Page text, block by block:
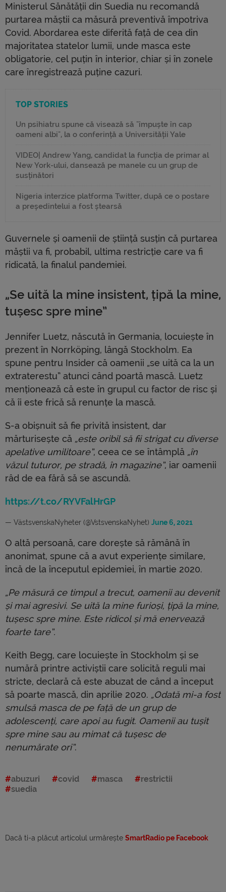
Ministerul Sănătății din Suedia nu recomandă
purtarea măștii ca măsură preventivă împotriva
Covid. Abordarea este diferită față de cea din
majoritatea statelor lumii, unde masca este
obligatorie, cel puțin în interior, chiar și în zonele
care înregistrează puține cazuri.
TOP STORIES
Un psihiatru spune că visează să "împuște în cap
oameni albi", la o conferință a Universității Yale
VIDEO| Andrew Yang, candidat la funcția de primar al
New York-ului, dansează pe manele cu un grup de
susținători
Nigeria interzice platforma Twitter, după ce o postare
a președintelui a fost ștearsă
Guvernele și oamenii de știință susțin că purtarea
măștii va fi, probabil, ultima restricție care va fi
ridicată, la finalul pandemiei.
„Se uită la mine insistent, țipă la mine,
tușesc spre mine”
Jennifer Luetz, născută în Germania, locuiește în
prezent în Norrköping, lângă Stockholm. Ea
spune pentru Insider că oamenii „se uită ca la un
extraterestu” atunci când poartă mască. Luetz
menționează că este în grupul cu factor de risc și
că îi este frică să renunțe la mască.
S-a obișnuit să fie privită insistent, dar
mărturisește că „este oribil să fii strigat cu diverse
apelative umilitoare”, ceea ce se întâmplă „în
văzul tuturor, pe stradă, în magazine”, iar oamenii
râd de ea fără să se ascundă.
https://t.co/RYVFalHrGP
— VästsvenskaNyheter (@VstsvenskaNyhet) June 6, 2021
O altă persoană, care dorește să rămână în
anonimat, spune că a avut experiențe similare,
încă de la începutul epidemiei, în martie 2020.
„Pe măsură ce timpul a trecut, oamenii au devenit
și mai agresivi. Se uită la mine furioși, țipă la mine,
tușesc spre mine. Este ridicol și mă enervează
foarte tare”.
Keith Begg, care locuiește în Stockholm și se
numără printre activiștii care solicită reguli mai
stricte, declară că este abuzat de când a început
să poarte mască, din aprilie 2020. „Odată mi-a fost
smulsă masca de pe față de un grup de
adolescenți, care apoi au fugit. Oamenii au tușit
spre mine sau au mimat că tușesc de
nenumărate ori”.
abuzuri covid masca
restrictii
suedia
Dacă ti-a plăcut articolul urmărește SmartRadio pe Facebook